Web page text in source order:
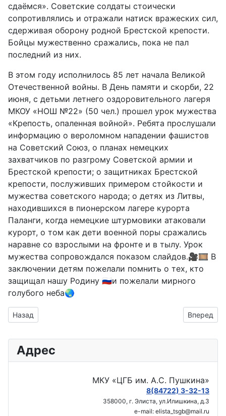
сдаёмся». Советские солдаты стоически
сопротивлялись и отражали натиск вражеских сил,
сдерживая оборону родной Брестской крепости.
Бойцы мужественно сражались, пока не пал
последний из них.
В этом году исполнилось 85 лет начала Великой
Отечественной войны. В День памяти и скорби, 22
июня, с детьми летнего оздоровительного лагеря
МКОУ «НОШ №22» (50 чел.) прошел урок мужества
«Крепость, опаленная войной». Ребята прослушали
информацию о вероломном нападении фашистов
на Советский Союз, о планах немецких
захватчиков по разгрому Советской армии и
Брестской крепости; о защитниках Брестской
крепости, послуживших примером стойкости и
мужества советского народа; о детях из Литвы,
находившихся в пионерском лагере курорта
Паланги, когда немецкие штурмовики атаковали
курорт, о том как дети военной поры сражались
наравне со взрослыми на фронте и в тылу. Урок
мужества сопровождался показом слайдов.🎥🎞 В
заключении детям пожелали помнить о тех, кто
защищал нашу Родину 🇷🇺и пожелали мирного
голубого неба🌏
Предыдущий: Час памяти "Осталось хрупкое мгновение до
Назад Вперед
Адрес
МКУ «ЦГБ им. А.С. Пушкина»
8(84722) 3-32-13
358000, г. Элиста, ул.Илишкина, д.3
e-mail: elista_tsgb@mail.ru